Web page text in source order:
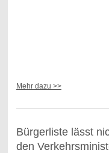
Mehr dazu >>
Bürgerliste lässt
den